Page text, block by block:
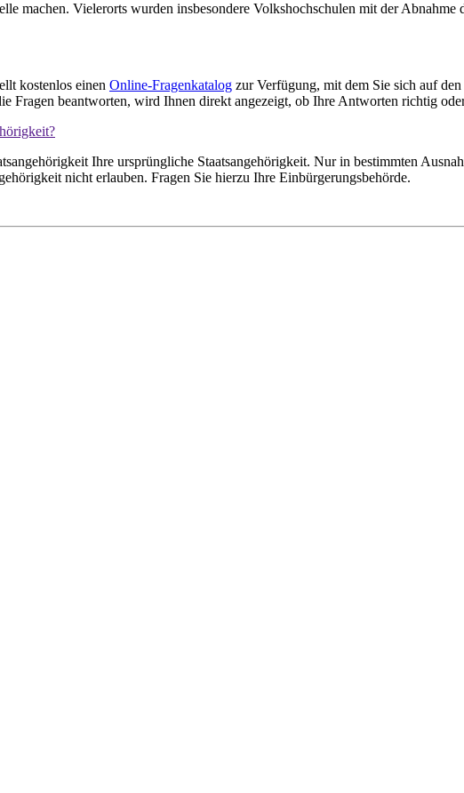
machen. Vielerorts wurden insbesondere Volkshochschulen mit der
kostenlos einen Online-Fragenkatalog zur Verfügung, mit dem Sie sich auf
Fragen beantworten, wird Ihnen direkt angezeigt, ob Ihre Antworten richtig
Ihre ursprüngliche Staatsangehörigkeit. Nur in bestimmten
nicht erlauben. Fragen Sie hierzu Ihre Einbürgerungsbehörde.